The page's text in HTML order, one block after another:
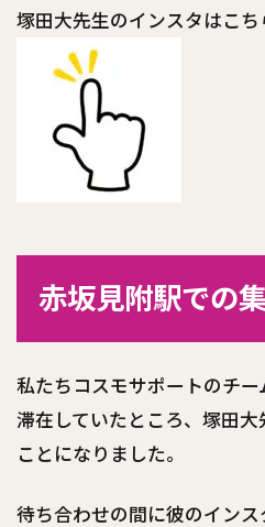
塚田大先生のインスタはこち
赤坂見附駅での
私たちコスモサポートのチ
滞在していたところ、塚田
ことになりました。
待ち合わせの間に彼のイン